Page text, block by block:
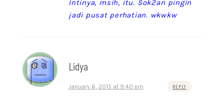
Intinya, msih, itu. Sok2an pingin
jadi pusat perhatian. wkwkw
Lidya
January 6, 2015 at 9:40 pm REPLY